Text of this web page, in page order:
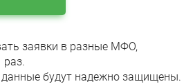
заявки в разные МФО,
раз.
будут надежно защищены.